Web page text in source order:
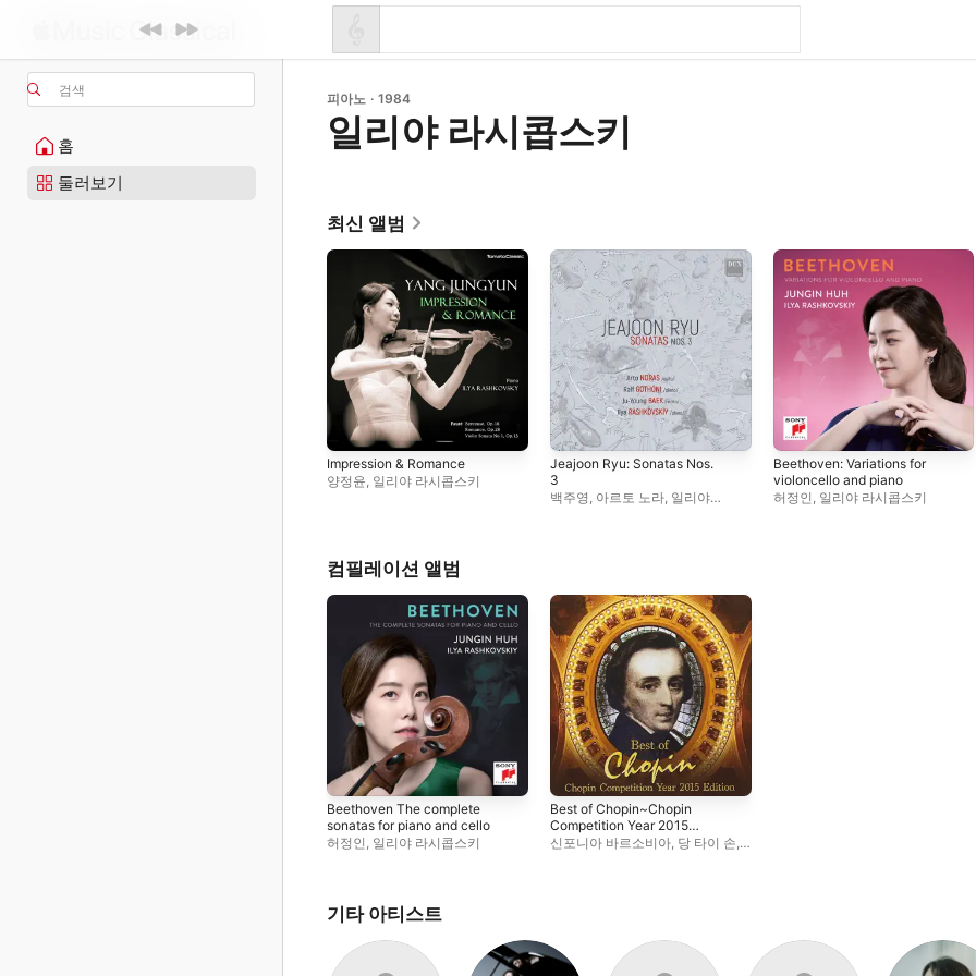
검색
홈
둘러보기
피아노 · 1984
일리야 라시콥스키
최신 앨범
Impression & Romance
양정윤 일리야 라시콥스키
Jeajoon Ryu: Sonatas Nos.
3
백주영 아르토 노라, 일리야
Beethoven: Variations for
violoncello and piano
허정인 일리야 라시콥스키
컴필레이션 앨범
Beethoven The complete
sonatas for piano and cello
허정인 일리야 라시콥스키
Best of Chopin~Chopin
Competition Year 2015
Edition
신포니아 바르소비아, 당 타이 손
기타 아티스트